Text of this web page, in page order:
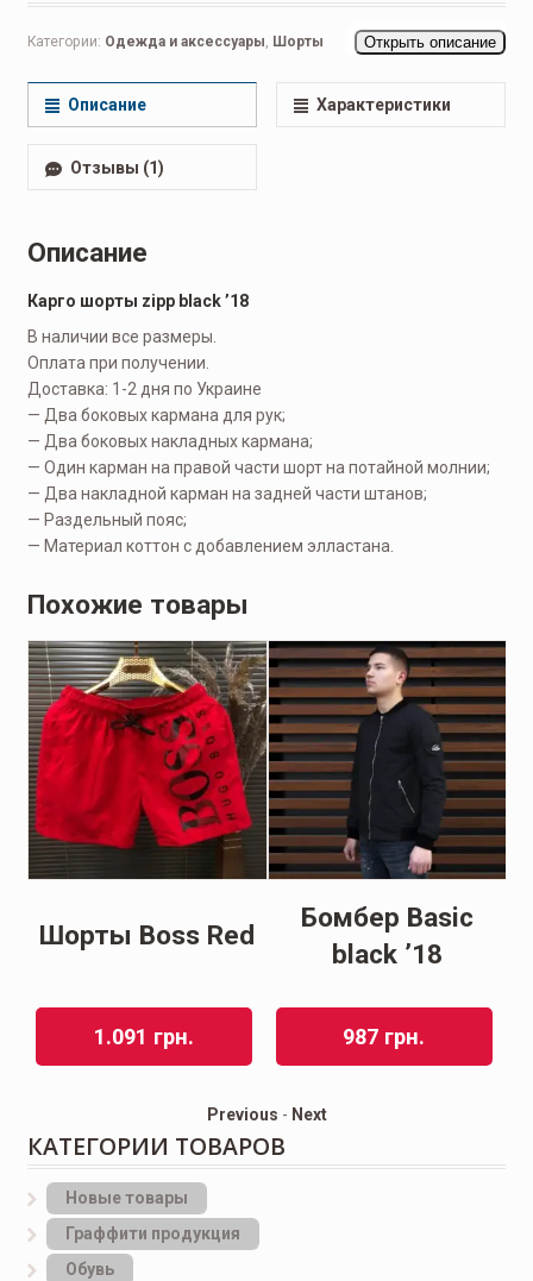
Категории: Одежда и аксессуары, Шорты Открыть описание
Описание Характеристики
Отзывы (1)
Описание
Карго шорты zipp black ’18
В наличии все размеры.
Оплата при получении.
Доставка: 1-2 дня по Украине
— Два боковых кармана для рук;
— Два боковых накладных кармана;
— Один карман на правой части шорт на потайной молнии;
— Два накладной карман на задней части штанов;
— Раздельный пояс;
— Материал коттон с добавлением элластана.
Похожие товары
Шорты Boss Red
1.091 грн.
Бомбер Basic
black ’18
987 грн.
Previous - Next
КАТЕГОРИИ ТОВАРОВ
Новые товары
Граффити продукция
Обувь